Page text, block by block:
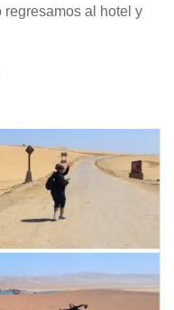
al hotel y